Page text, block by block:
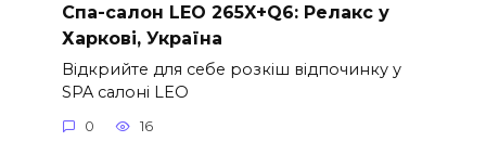
Спа-салон LEO 265X+Q6: Релакс у
Харкові, Україна
Відкрийте для себе розкіш відпочинку у
SPA салоні LEO
0 16